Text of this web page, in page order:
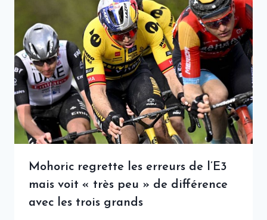
Mohoric regrette les erreurs de l’E3
mais voit « très peu » de différence
avec les trois grands